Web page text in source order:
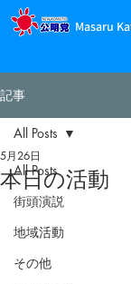
Masaru
記事
All Posts
街頭演説
地域活動
その他
All Posts
本日の活動
5月26日